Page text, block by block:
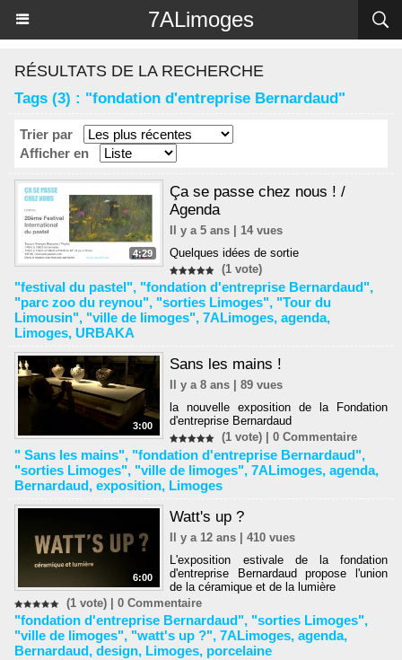
7ALimoges
RÉSULTATS DE LA RECHERCHE
Tags (3) : "fondation d'entreprise Bernardaud"
Trier par
Afficher en
4:29
Ça se passe chez nous ! /
Agenda
Il y a 5 ans | 14 vues
Quelques idées de sortie
(1 vote)
"festival du pastel", "fondation d'entreprise Bernardaud",
"parc zoo du reynou", "sorties Limoges", "Tour du
Limousin", "ville de limoges", 7ALimoges, agenda,
Limoges, URBAKA
3:00
Sans les mains !
Il y a 8 ans | 89 vues
la nouvelle exposition de la Fondation
d'entreprise Bernardaud
(1 vote) |0 Commentaire
" Sans les mains", "fondation d'entreprise Bernardaud",
"sorties Limoges", "ville de limoges", 7ALimoges, agenda,
Bernardaud, exposition, Limoges
6:00
Watt's up ?
Il y a 12 ans | 410 vues
L'exposition estivale de la fondation
d'entreprise Bernardaud propose l'union
de la céramique et de la lumière
(1 vote) | 0 Commentaire
"fondation d'entreprise Bernardaud", "sorties Limoges",
"ville de limoges", "watt's up ?", 7ALimoges, agenda,
Bernardaud, design, Limoges, porcelaine